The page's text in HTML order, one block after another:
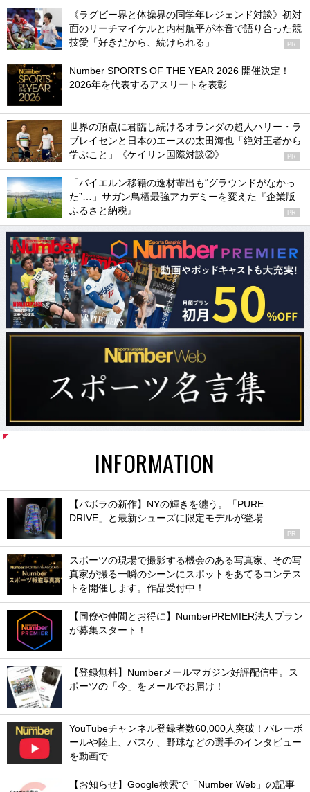
《ラグビー界と体操界の同学年レジェンド対談》初対
面のリーチマイケルと内村航平が本音で語り合った競
技愛「好きだから、続けられる」
PR
Number SPORTS OF THE YEAR 2026 開催決定！
2026年を代表するアスリートを表彰
世界の頂点に君臨し続けるオランダの超人ハリー・ラ
ブレイセンと日本のエースの太田海也「絶対王者から
学ぶこと」《ケイリン国際対談②》
PR
「バイエルン移籍の逸材輩出も“グラウンドがなかっ
た”…」サガン鳥栖最強アカデミーを変えた『企業版
ふるさと納税』
PR
INFORMATION
【バボラの新作】NYの輝きを纏う。「PURE
DRIVE」と最新シューズに限定モデルが登場
PR
スポーツの現場で撮影する機会のある写真家、その写
真家が撮る一瞬のシーンにスポットをあてるコンテス
トを開催します。作品受付中！
【同僚や仲間とお得に】NumberPREMIER法人プラン
が募集スタート！
【登録無料】Numberメールマガジン好評配信中。ス
ポーツの「今」をメールでお届け！
YouTubeチャンネル登録者数60,000人突破！バレーボ
ールや陸上、バスケ、野球などの選手のインタビュー
を動画で
【お知らせ】Google検索で「Number Web」の記事